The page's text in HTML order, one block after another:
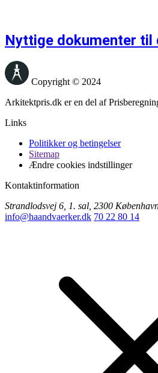
Nyttige dokumenter til
Copyright © 2024
Arkitektpris.dk er en del af
Links
Politikker og betingelser
Sitemap
Ændre cookies indstillinger
Kontaktinformation
Strandlodsvej 6, 1. sal, 2300
info@haandvaerker.dk 70 22 80 14